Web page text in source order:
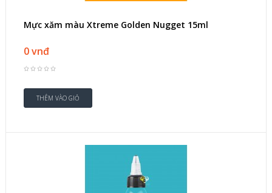
Mực xăm màu Xtreme Golden Nugget 15ml
0 vnđ